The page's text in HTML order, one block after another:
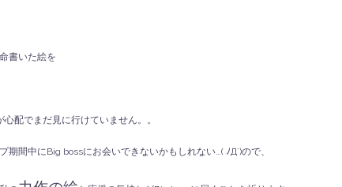
書いた絵を
配でまだ見に行けていません。。
期間中にBig bossにお会いできないかもしれない…( ﾉД`)ので、